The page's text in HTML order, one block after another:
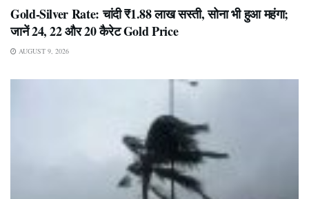
Gold-Silver Rate: चांदी ₹1.88 लाख सस्ती, सोना भी हुआ महंगा;
जानें 24, 22 और 20 कैरेट Gold Price
AUGUST 9, 2026